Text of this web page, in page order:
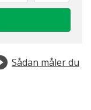
Sådan måler du